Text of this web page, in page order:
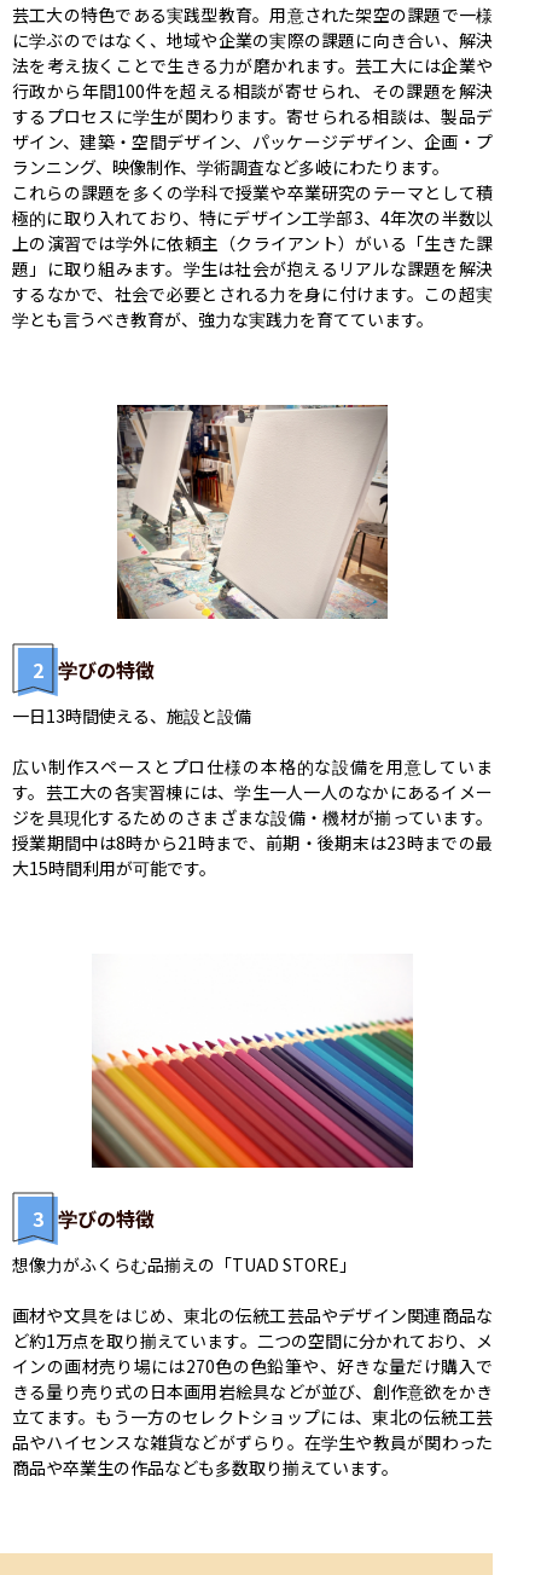
芸工大の特色である実践型教育。用意された架空の課題で一様
に学ぶのではなく、地域や企業の実際の課題に向き合い、解決
法を考え抜くことで生きる力が磨かれます。芸工大には企業や
行政から年間100件を超える相談が寄せられ、その課題を解決
するプロセスに学生が関わります。寄せられる相談は、製品デ
ザイン、建築・空間デザイン、パッケージデザイン、企画・プ
ランニング、映像制作、学術調査など多岐にわたります。
これらの課題を多くの学科で授業や卒業研究のテーマとして積
極的に取り入れており、特にデザイン工学部3、4年次の半数以
上の演習では学外に依頼主（クライアント）がいる「生きた課
題」に取り組みます。学生は社会が抱えるリアルな課題を解決
するなかで、社会で必要とされる力を身に付けます。この超実
学とも言うべき教育が、強力な実践力を育てています。
2 学びの特徴
一日13時間使える、施設と設備
広い制作スペースとプロ仕様の本格的な設備を用意していま
す。芸工大の各実習棟には、学生一人一人のなかにあるイメー
ジを具現化するためのさまざまな設備・機材が揃っています。
授業期間中は8時から21時まで、前期・後期末は23時までの最
大15時間利用が可能です。
3 学びの特徴
想像力がふくらむ品揃えの「TUAD STORE」
画材や文具をはじめ、東北の伝統工芸品やデザイン関連商品な
ど約1万点を取り揃えています。二つの空間に分かれており、メ
インの画材売り場には270色の色鉛筆や、好きな量だけ購入で
きる量り売り式の日本画用岩絵具などが並び、創作意欲をかき
立てます。もう一方のセレクトショップには、東北の伝統工芸
品やハイセンスな雑貨などがずらり。在学生や教員が関わった
商品や卒業生の作品なども多数取り揃えています。